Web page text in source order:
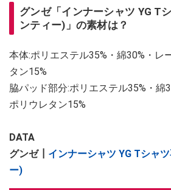
グンゼ「インナーシャツ YG T
ンティー)」の素材は？
本体:ポリエステル35%・綿30%・レ
タン15%
脇パッド部分:ポリエステル35%・綿
ポリウレタン15%
DATA
グンゼ┃ インナーシャツ YG Tシャ
ー)